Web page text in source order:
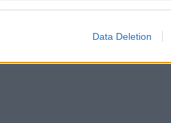
Data Deletion